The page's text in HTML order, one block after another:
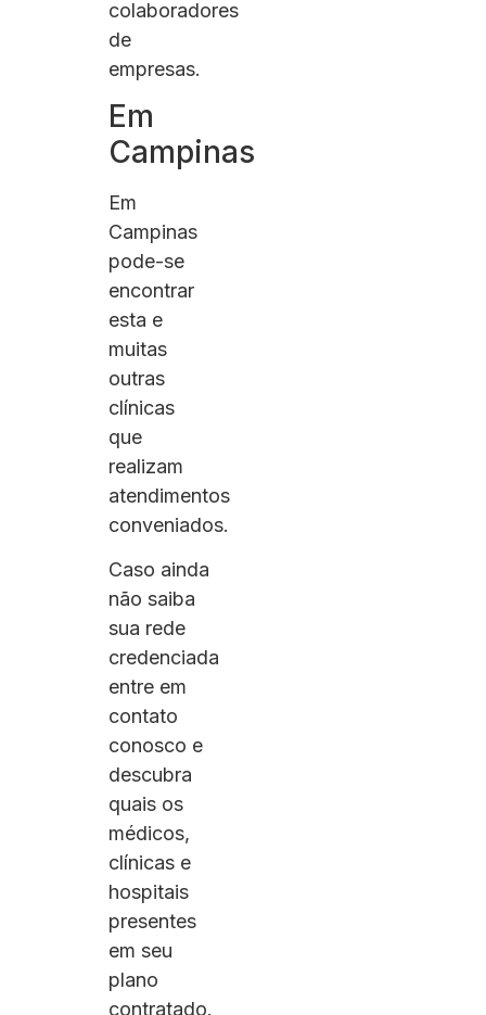
colaboradores
de
empresas.
Em
Campinas
Em
Campinas
pode-se
encontrar
esta e
muitas
outras
clínicas
que
realizam
atendimentos
conveniados.
Caso ainda
não saiba
sua rede
credenciada
entre em
contato
conosco e
descubra
quais os
médicos,
clínicas e
hospitais
presentes
em seu
plano
contratado.